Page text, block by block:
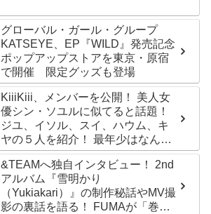
グローバル・ガール・グループ
KATSEYE、EP『WILD』発売記念
ポップアップストアを東京・原宿
で開催 限定グッズも登場
KiiiKiii、メンバーを公開！ 美人女
優シン・ソユルに似てると話題！
ジユ、イソル、スイ、ハウム、キ
ヤの５人を紹介！ 最年少はなんと
2010年生まれ！？
&TEAMへ独自インタビュー！ 2nd
アルバム『雪明かり
（Yukiakari）』の制作秘話やMV撮
影の裏話を語る！ FUMAが「巻